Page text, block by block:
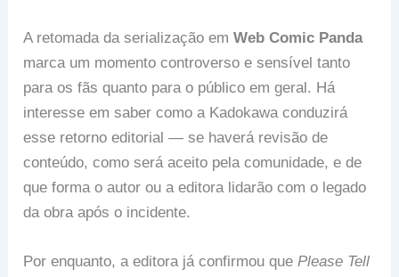
A retomada da serialização emWeb Comic Panda
marca um momento controverso e sensível tanto
para os fãs quanto para o público em geral. Há
interesse em saber como a Kadokawa conduzirá
esse retorno editorial — se haverá revisão de
conteúdo, como será aceito pela comunidade, e de
que forma o autor ou a editora lidarão com o legado
da obra após o incidente.
Por enquanto, a editora já confirmou quePlease Tell